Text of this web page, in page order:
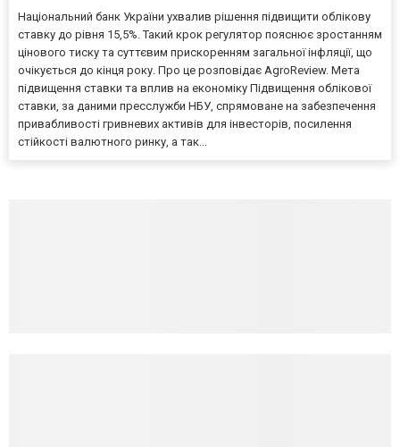
Національний банк України ухвалив рішення підвищити облікову
ставку до рівня 15,5%. Такий крок регулятор пояснює зростанням
цінового тиску та суттєвим прискоренням загальної інфляції, що
очікується до кінця року. Про це розповідає AgroReview. Мета
підвищення ставки та вплив на економіку Підвищення облікової
ставки, за даними пресслужби НБУ, спрямоване на забезпечення
привабливості гривневих активів для інвесторів, посилення
стійкості валютного ринку, а так...